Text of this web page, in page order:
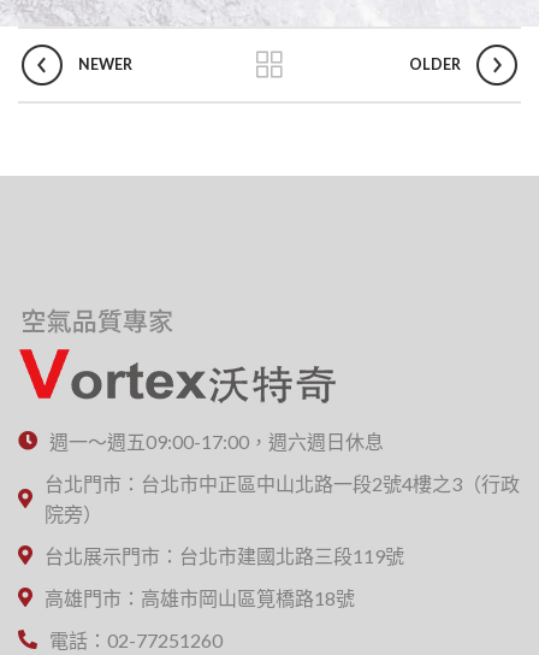
NEWER OLDER
週一～週五09:00-17:00，週六週日休息
台北門市：台北市中正區中山北路一段2號4樓之3（行政
院旁）
台北展示門市：台北市建國北路三段119號
高雄門市：高雄市岡山區筧橋路18號
電話：02-77251260